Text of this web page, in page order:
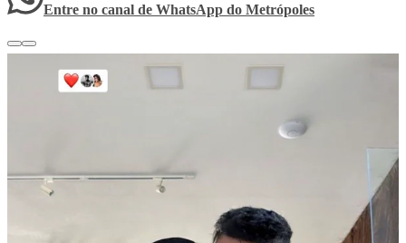
Entre no canal de WhatsApp do Metrópoles